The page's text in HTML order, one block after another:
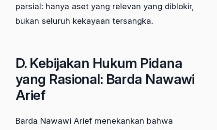
parsial: hanya aset yang relevan yang diblokir,
bukan seluruh kekayaan tersangka.
D. Kebijakan Hukum Pidana
yang Rasional: Barda Nawawi
Arief
Barda Nawawi Arief menekankan bahwa